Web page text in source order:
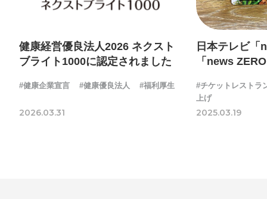
健康経営優良法人2026 ネクスト
ブライト1000に認定されました
#健康企業宣言 #健康優良法人 #福利厚生
2026.03.31
日本テレビ「
「news
#チケットレストラ
上げ
2025.03.19